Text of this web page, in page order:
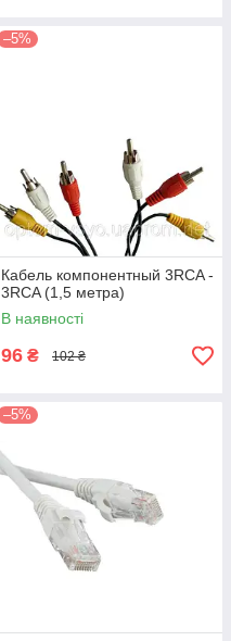
–5%
Кабель компонентный 3RCA -
3RCA (1,5 метра)
В наявності
96 ₴ 102 ₴
–5%